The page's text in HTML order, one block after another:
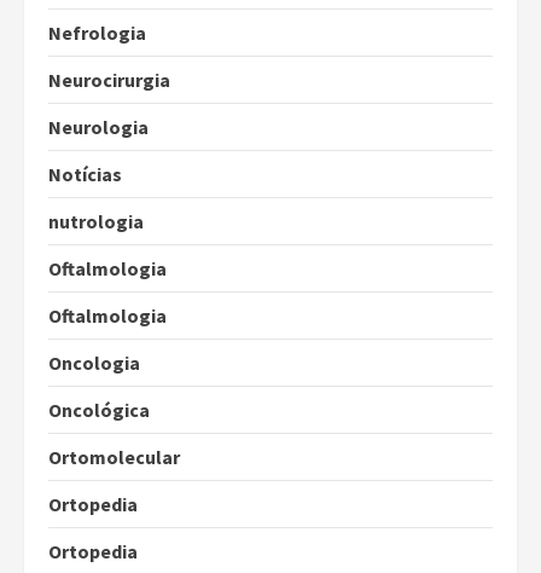
Nefrologia
Neurocirurgia
Neurologia
Notícias
nutrologia
Oftalmologia
Oftalmologia
Oncologia
Oncológica
Ortomolecular
Ortopedia
Ortopedia